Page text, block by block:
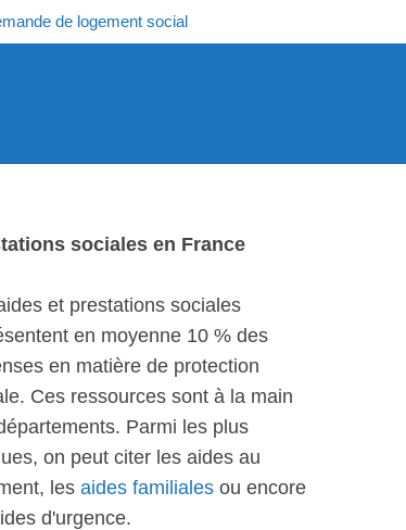
de logement social
sociales en France
et prestations sociales
en moyenne 10 % des
en matière de protection
Ces ressources sont à la main
Parmi les plus
on peut citer les aides au
les aides familiales ou encore
d'urgence.